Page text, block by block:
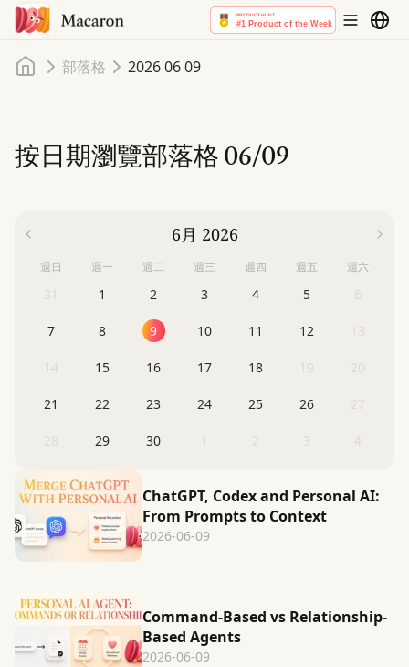
首頁部落格 2026 06 09
按日期瀏覽部落格06/09
ChatGPT, Codex and Personal AI:
From Prompts to Context
2026-06-09
Command-Based vs Relationship-
Based Agents
2026-06-09
6月 2026
週日 週一 週二 週三 週四 週五 週六
1 2 3 4 5
7 8 9 10 11 12
15 16 17 18
21 22 23 24 25 26
29 30